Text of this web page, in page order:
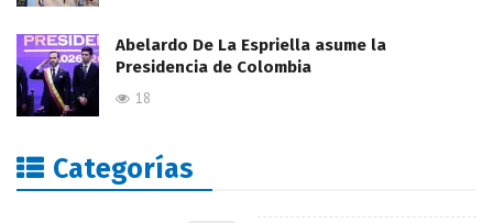
Abelardo De La Espriella asume la
Presidencia de Colombia
18
Categorías